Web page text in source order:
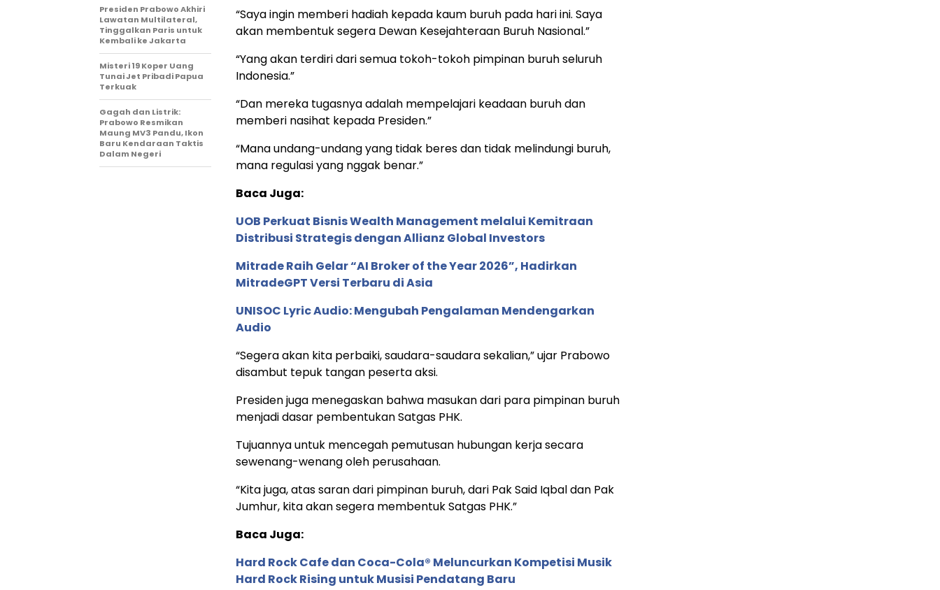
“Saya ingin memberi hadiah kepada kaum buruh pada hari ini. Saya
akan membentuk segera Dewan Kesejahteraan Buruh Nasional.”
“Yang akan terdiri dari semua tokoh-tokoh pimpinan buruh seluruh
Indonesia.”
“Dan mereka tugasnya adalah mempelajari keadaan buruh dan
memberi nasihat kepada Presiden.”
“Mana undang-undang yang tidak beres dan tidak melindungi buruh,
mana regulasi yang nggak benar.”
Baca Juga:
UOB Perkuat Bisnis Wealth Management melalui Kemitraan
Distribusi Strategis dengan Allianz Global Investors
Mitrade Raih Gelar “AI Broker of the Year 2026”, Hadirkan
MitradeGPT Versi Terbaru di Asia
UNISOC Lyric Audio: Mengubah Pengalaman Mendengarkan
Audio
“Segera akan kita perbaiki, saudara-saudara sekalian,” ujar Prabowo
disambut tepuk tangan peserta aksi.
Presiden juga menegaskan bahwa masukan dari para pimpinan buruh
menjadi dasar pembentukan Satgas PHK.
Tujuannya untuk mencegah pemutusan hubungan kerja secara
sewenang-wenang oleh perusahaan.
“Kita juga, atas saran dari pimpinan buruh, dari Pak Said Iqbal dan Pak
Jumhur, kita akan segera membentuk Satgas PHK.”
Baca Juga:
Hard Rock Cafe dan Coca-Cola® Meluncurkan Kompetisi Musik
Hard Rock Rising untuk Musisi Pendatang Baru
Presiden Prabowo Akhiri
Lawatan Multilateral,
Tinggalkan Paris untuk
Kembali ke Jakarta
Misteri 19 Koper Uang
Tunai Jet Pribadi Papua
Terkuak
Gagah dan Listrik:
Prabowo Resmikan
Maung MV3 Pandu, Ikon
Baru Kendaraan Taktis
Dalam Negeri